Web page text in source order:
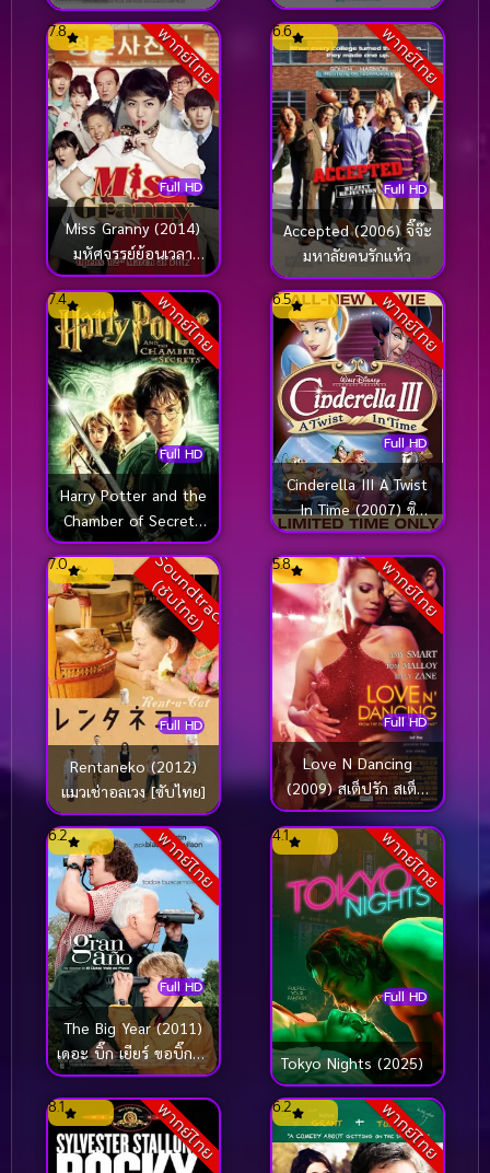
พากย์ไทย
Full HD
7.8
Miss Granny (2014)
มหัศจรรย์ย้อนเวลา
คุณย่าวัยใส
พากย์ไทย
Full HD
6.6
Accepted (2006) จิ๊จ๊ะ
มหาลัยคนรักแห้ว
พากย์ไทย
Full HD
7.4
Harry Potter and the
Chamber of Secrets
(2002) แฮร์รี่ พอตเตอร์
กับห้องแห่งความลับ
พากย์ไทย
Full HD
6.5
Cinderella III A Twist
In Time (2007) ซิ
นเดอเรลล่า 3 ตอน
เวทมนตร์เปลี่ยนอดีต
S
o
u
n
d
t
r
a
c
k
(
ซั
บ
ไ
ท
ย
)
Full HD
7.0
Rentaneko (2012)
แมวเช่าอลเวง [ซับไทย]
พากย์ไทย
Full HD
5.8
Love N Dancing
(2009) สเต็ปรัก สเต็ป
ฝัน
พากย์ไทย
Full HD
6.2
The Big Year (2011)
เดอะ บิ๊ก เยียร์ ขอบิ๊กสัก
ปีนะ
พากย์ไทย
Full HD
4.1
Tokyo Nights (2025)
พากย์ไทย
8.1 พากย์ไทย
6.2